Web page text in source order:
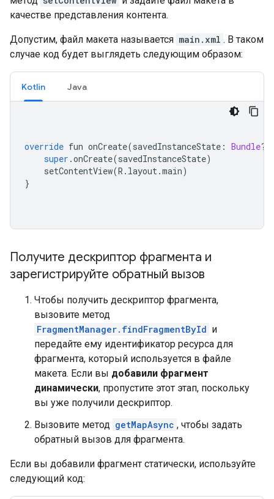
качестве представления контента.
Допустим, файл макета называется main.xml . В таком
случае код будет выглядеть следующим образом:
Kotlin Java
override fun onCreate(savedInstanceState : Bundle?)
super .onCreate(savedInstanceState)
setContentView(R . layout.main)
}
Получите дескриптор фрагмента и
зарегистрируйте обратный вызов
Чтобы получить дескриптор фрагмента,
вызовите метод
FragmentManager.findFragmentById и
передайте ему идентификатор ресурса для
фрагмента, который используется в файле
макета. Если вы добавили фрагмент
динамически, пропустите этот этап, поскольку
вы уже получили дескриптор.
Вызовите метод getMapAsync , чтобы задать
обратный вызов для фрагмента.
Если вы добавили фрагмент статически, используйте
следующий код: